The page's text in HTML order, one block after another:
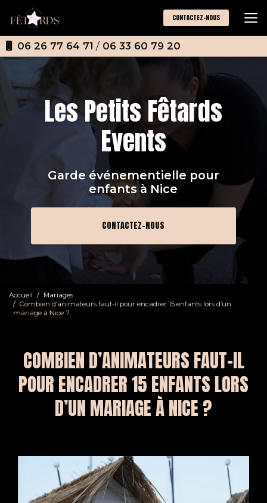
contenu
principal
06 26 77 64 71 / 06 33 60 79 20
CONTACTEZ-NOUS
Les Petits Fêtards
Events
Garde événementielle pour
enfantsà Nice
CONTACTEZ-NOUS
Accueil
Mariages
Combien d’animateurs faut-il pour encadrer 15 enfants lors d’un
mariage à Nice ?
COMBIEN D’ANIMATEURS FAUT-IL
POUR ENCADRER 15 ENFANTS LORS
D’UN MARIAGE À NICE ?